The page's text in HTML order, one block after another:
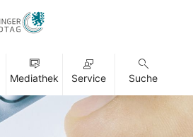
Mediathek Service Suche